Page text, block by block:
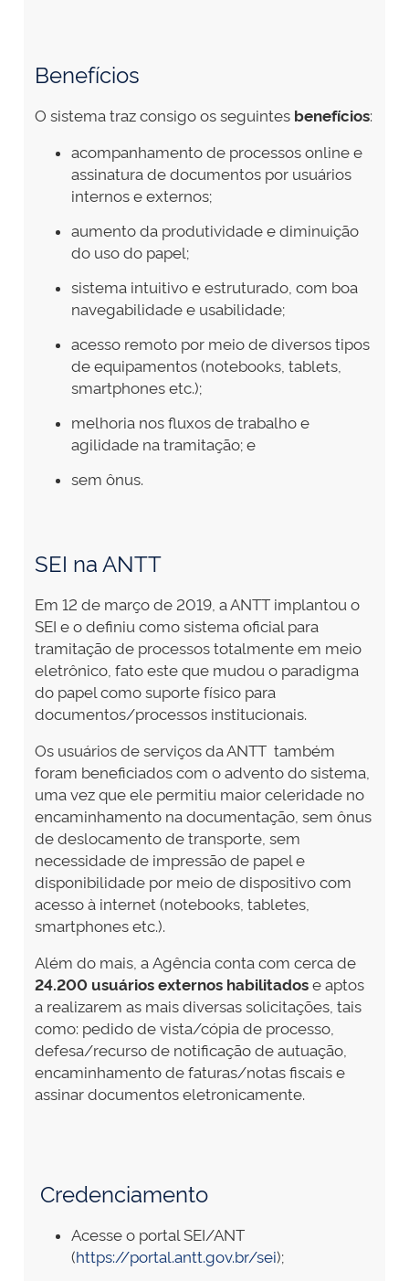
Benefícios
O sistema traz consigo os seguintes benefícios:
acompanhamento de processos online e
assinatura de documentos por usuários
internos e externos;
aumento da produtividade e diminuição
do uso do papel;
sistema intuitivo e estruturado, com boa
navegabilidade e usabilidade;
acesso remoto por meio de diversos tipos
de equipamentos (notebooks, tablets,
smartphones etc.);
melhoria nos fluxos de trabalho e
agilidade na tramitação; e
sem ônus.
SEI na ANTT
Em 12 de março de 2019, a ANTT implantou o
SEI e o definiu como sistema oficial para
tramitação de processos totalmente em meio
eletrônico, fato este que mudou o paradigma
do papel como suporte físico para
documentos/processos institucionais.
Os usuários de serviços da ANTT também
foram beneficiados com o advento do sistema,
uma vez que ele permitiu maior celeridade no
encaminhamento na documentação, sem ônus
de deslocamento de transporte, sem
necessidade de impressão de papel e
disponibilidade por meio de dispositivo com
acesso à internet (notebooks, tabletes,
smartphones etc.).
Além do mais, a Agência conta com cerca de
24.200 usuários externos habilitadose aptos
a realizarem as mais diversas solicitações, tais
como: pedido de vista/cópia de processo,
defesa/recurso de notificação de autuação,
encaminhamento de faturas/notas fiscais e
assinar documentos eletronicamente.
Credenciamento
Acesse o portal SEI/ANT
(https://portal.antt.gov.br/sei);